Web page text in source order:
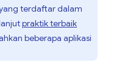
terdaftar dalam
praktik terbaik
beberapa aplikasi